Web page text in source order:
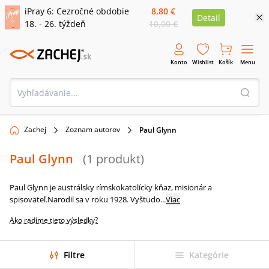
iPray 6: Cezročné obdobie
18. - 26. týždeň
8,80 €
10,00 €
Detail
Konto Wishlist Košík Menu
Zachej Zoznam autorov Paul Glynn
Paul Glynn (1 produkt)
Paul Glynn je austrálsky rímskokatolícky kňaz, misionár a
spisovateľ.Narodil sa v roku 1928. Vyštudo...Viac
Ako radíme tieto výsledky?
Filtre Kategórie